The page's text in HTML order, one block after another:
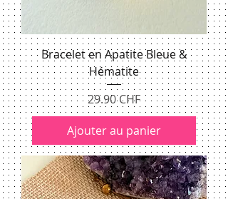
Bracelet en Apatite Bleue &
Hématite
Prix
29.90 CHF
Ajouter au panier